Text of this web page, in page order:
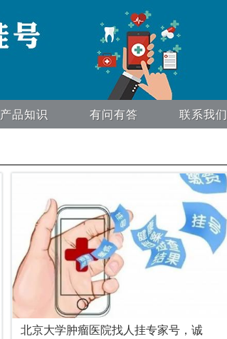
产品知识 有问有答 联系我们
北京大学肿瘤医院找人挂专家号，诚